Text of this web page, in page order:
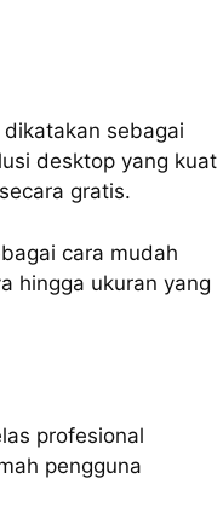
sebagai
desktop yang kuat
gratis.
cara mudah
hingga ukuran yang
profesional
pengguna